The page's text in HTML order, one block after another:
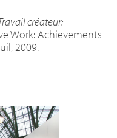
créateur:
Work: Achievements
2009.